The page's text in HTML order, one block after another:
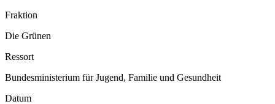
Fraktion
Die Grünen
Ressort
Bundesministerium für Jugend, Familie und Gesundheit
Datum